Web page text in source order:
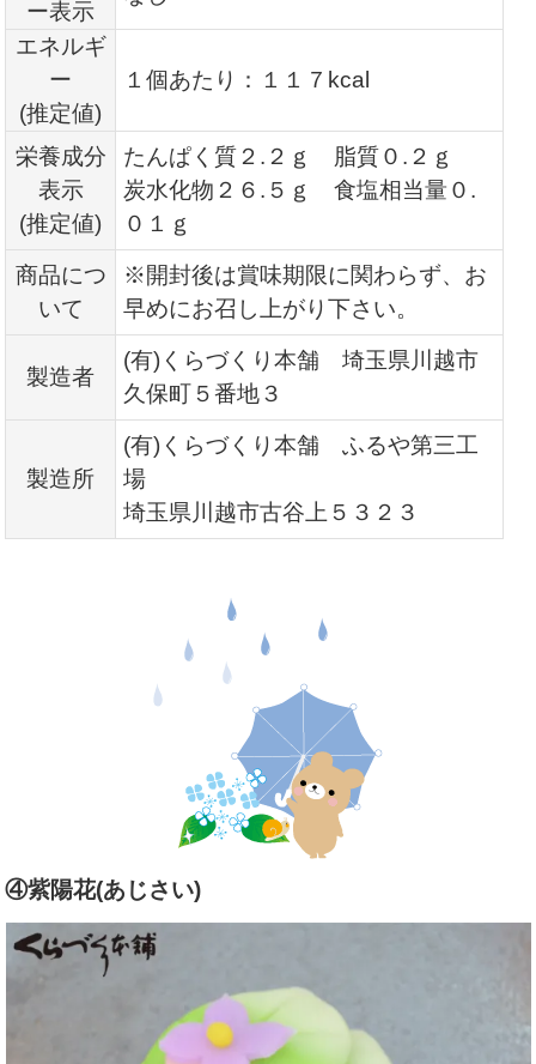
ー表示
エネルギ
ー
(推定値)
１個あたり：１１７kcal
栄養成分
表示
(推定値)
たんぱく質２.２ｇ 脂質０.２ｇ
炭水化物２６.５ｇ 食塩相当量０.
０１ｇ
商品につ
いて
※開封後は賞味期限に関わらず、お
早めにお召し上がり下さい。
製造者
(有)くらづくり本舗 埼玉県川越市
久保町５番地３
製造所
(有)くらづくり本舗 ふるや第三工
場
埼玉県川越市古谷上５３２３
④紫陽花(あじさい)